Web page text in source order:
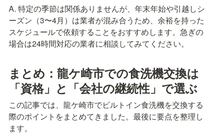
A. 特定の季節は関係ありませんが、年末年始や引越しシ
ーズン（3〜4月）は業者が混み合うため、余裕を持った
スケジュールで依頼することをおすすめします。急ぎの
場合は24時間対応の業者に相談してみてください。
まとめ：龍ケ崎市での食洗機交換は
「資格」と「会社の継続性」で選ぶ
この記事では、龍ケ崎市でビルトイン食洗機を交換する
際のポイントをまとめてきました。最後に要点を整理し
ます。